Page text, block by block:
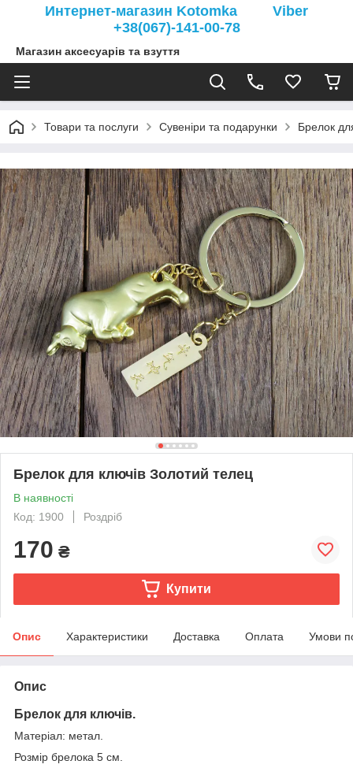
Интернет-магазин Kotomka Viber
+38(067)-141-00-78
Магазин аксесуарів та взуття
Товари та послуги Сувеніри та подарунки Брелок
Брелок для ключів Золотий телец
В наявності
Код: 1900
Роздріб
170 ₴
Купити
Опис Характеристики Доставка Оплата Умови
Опис
Брелок для ключів.
Матеріал: метал.
Розмір брелока 5 см.